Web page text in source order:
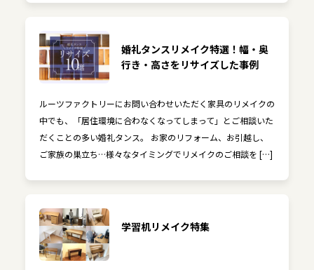
婚礼タンスリメイク特選！幅・奥
行き・高さをリサイズした事例
ルーツファクトリーにお問い合わせいただく家具のリメイクの
中でも、「居住環境に合わなくなってしまって」とご相談いた
だくことの多い婚礼タンス。 お家のリフォーム、お引越し、
ご家族の巣立ち…様々なタイミングでリメイクのご相談を […]
学習机リメイク特集